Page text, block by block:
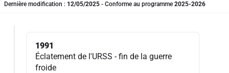
Pour profiter de 10 contenus offerts.
Dernière modification : 12/05/2025 - Conforme au programme 2025-2026
1991
Éclatement de l'URSS - fin de la guerre
froide